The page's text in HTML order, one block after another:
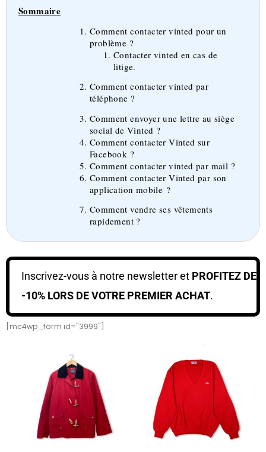
Sommaire
Comment contacter vinted pour un
problème ?
Contacter vinted en cas de
litige.
Comment contacter vinted par
téléphone ?
Comment envoyer une lettre au siège
social de Vinted ?
Comment contacter Vinted sur
Facebook ?
Comment contacter vinted par mail ?
Comment contacter Vinted par son
application mobile ?
Comment vendre ses vêtements
rapidement ?
Inscrivez-vous à notre newsletter et PROFITEZ DE
-10% LORS DE VOTRE PREMIER ACHAT.
[mc4wp_form id="3999"]